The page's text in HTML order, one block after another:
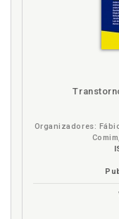
Organizadores: